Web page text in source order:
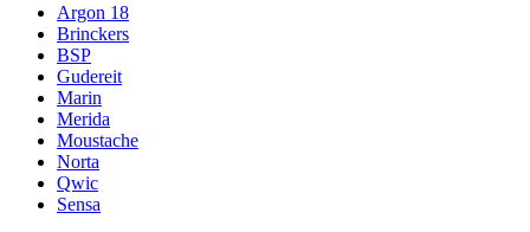
Argon 18
Brinckers
BSP
Gudereit
Marin
Merida
Moustache
Norta
Qwic
Sensa